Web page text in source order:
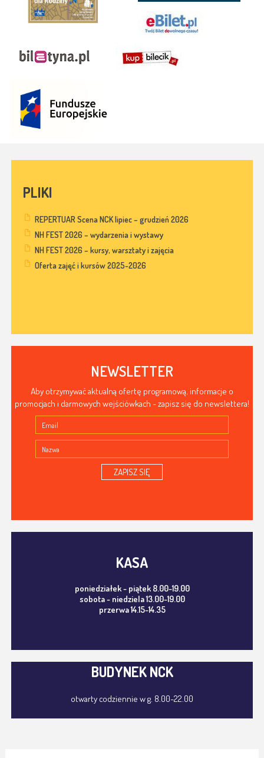
PLIKI
REPERTUAR Scena NCK lipiec – grudzień 2026
NH FEST 2026 – wydarzenia i wystawy
NH FEST 2026 – kursy, warsztaty i zajęcia
Oferta zajęć i kursów 2025-2026
NEWSLETTER
Aby otrzymywać aktualną ofertę programową, informacje o
promocjach i darmowych wejściówkach - zapisz się do newslettera!
ZAPISZ SIĘ
KASA
poniedziałek - piątek 8.00-19.00
sobota - niedziela 13.00-19.00
przerwa 14.15-14.35
BUDYNEK NCK
otwarty codziennie w g. 8.00-22.00